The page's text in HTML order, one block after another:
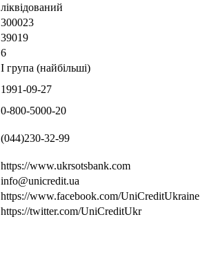
ліквідований
300023
39019
6
I група (найбільші)
1991-09-27
0-800-5000-20
(044)230-32-99
https://www.ukrsotsbank.com
info@unicredit.ua
https://www.facebook.com/UniCreditUkraine
https://twitter.com/UniCreditUkr